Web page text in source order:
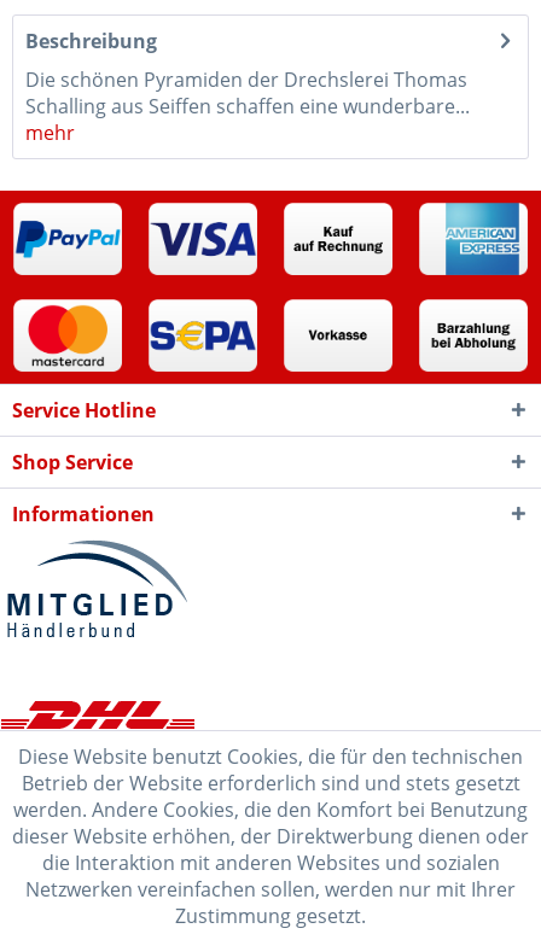
Beschreibung
Die schönen Pyramiden der Drechslerei Thomas
Schalling aus Seiffen schaffen eine wunderbare...
mehr
Service Hotline
Shop Service
Informationen
Diese Website benutzt Cookies, die für den technischen
Betrieb der Website erforderlich sind und stets gesetzt
werden. Andere Cookies, die den Komfort bei Benutzung
dieser Website erhöhen, der Direktwerbung dienen oder
die Interaktion mit anderen Websites und sozialen
Netzwerken vereinfachen sollen, werden nur mit Ihrer
Zustimmung gesetzt.